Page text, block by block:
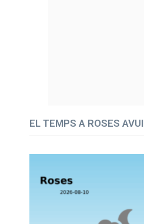
EL TEMPS A ROSES AVUI